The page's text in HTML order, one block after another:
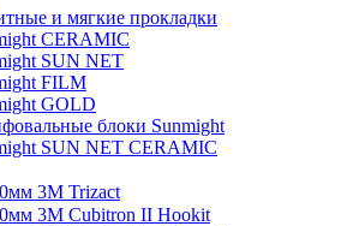
и мягкие прокладки
CERAMIC
SUN NET
FILM
GOLD
блоки Sunmight
SUN NET CERAMIC
3M Trizact
3M Cubitron II Hookit